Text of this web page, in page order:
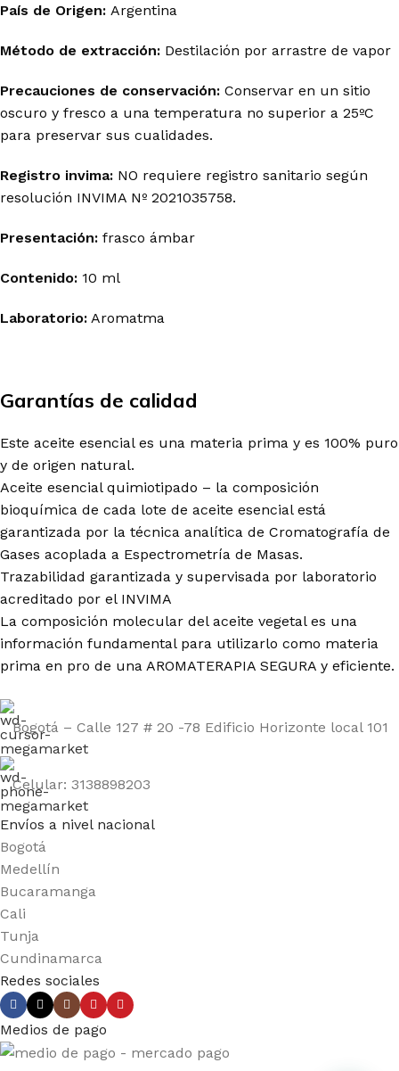
País de Origen: Argentina
Método de extracción: Destilación por arrastre de vapor
Precauciones de conservación: Conservar en un sitio
oscuro y fresco a una temperatura no superior a 25ºC
para preservar sus cualidades.
Registro invima: NO requiere registro sanitario según
resolución INVIMA Nº 2021035758.
Presentación: frasco ámbar
Contenido: 10 ml
Laboratorio: Aromatma
Garantías de calidad
Este aceite esencial es una materia prima y es 100% puro
y de origen natural.
Aceite esencial quimiotipado – la composición
bioquímica de cada lote de aceite esencial está
garantizada por la técnica analítica de Cromatografía de
Gases acoplada a Espectrometría de Masas.
Trazabilidad garantizada y supervisada por laboratorio
acreditado por el INVIMA
La composición molecular del aceite vegetal es una
información fundamental para utilizarlo como materia
prima en pro de una AROMATERAPIA SEGURA y eficiente.
Bogotá – Calle 127 # 20 -78 Edificio Horizonte local 101
Celular: 3138898203
Envíos a nivel nacional
Bogotá
Medellín
Bucaramanga
Cali
Tunja
Cundinamarca
Redes sociales
Medios de pago